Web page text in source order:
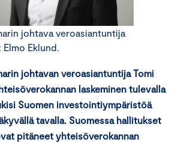
johtava veroasiantuntija
Elmo Eklund.
johtavan veroasiantuntija Tomi
laskeminen tulevalla
Suomen investointiympäristöä
tavalla. Suomessa hallitukset
pitäneet yhteisöverokannan